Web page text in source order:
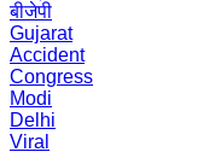
बीजेपी
Gujarat
Accident
Congress
Modi
Delhi
Viral